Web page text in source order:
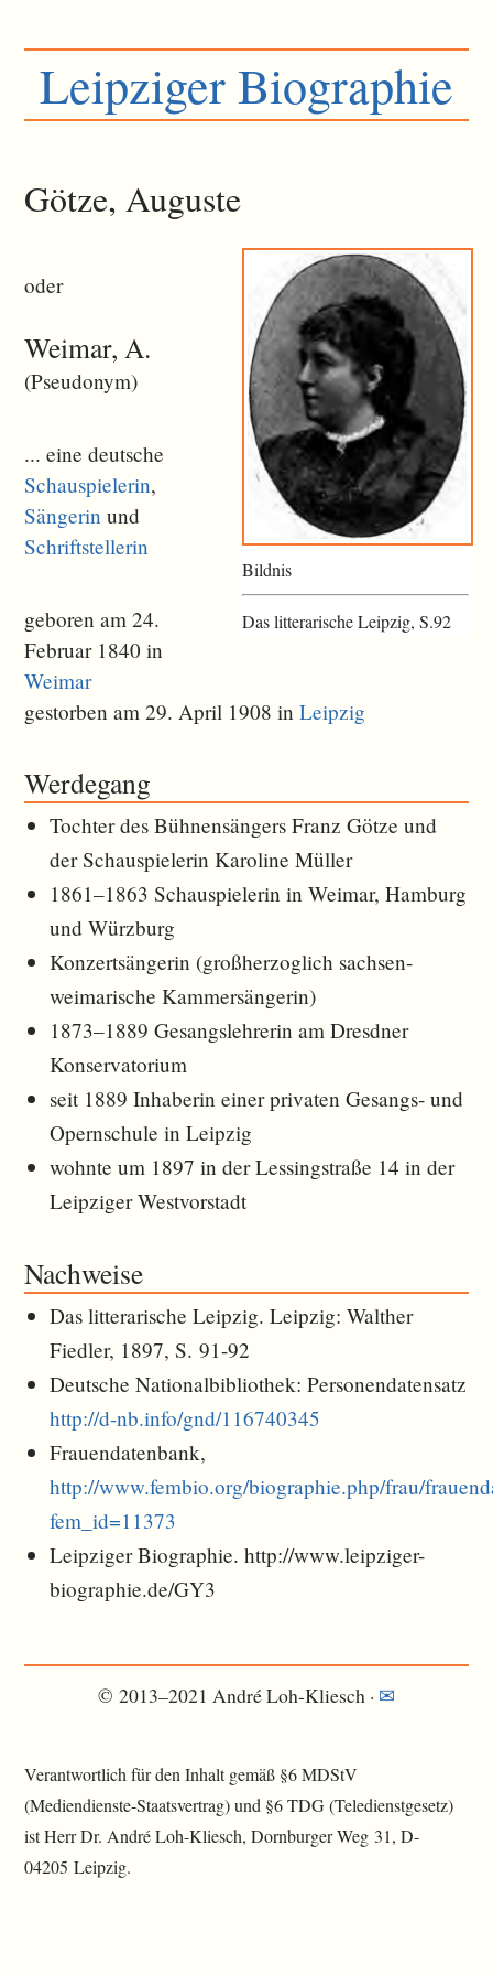
Leipziger Biographie
Götze, Auguste
Bildnis
Das litterarische Leipzig, S.92
oder
Weimar, A.
(Pseudonym)
... eine deutsche
Schauspielerin,
Sängerin und
Schriftstellerin
geboren am 24.
Februar 1840 in
Weimar
gestorben am 29. April 1908 inLeipzig
Werdegang
Tochter des Bühnensängers Franz Götze und
der Schauspielerin Karoline Müller
1861–1863 Schauspielerin in Weimar, Hamburg
und Würzburg
Konzertsängerin (großherzoglich sachsen-
weimarische Kammersängerin)
1873–1889 Gesangslehrerin am Dresdner
Konservatorium
seit 1889 Inhaberin einer privaten Gesangs- und
Opernschule in Leipzig
wohnte um 1897 in der Lessingstraße 14 in der
Leipziger Westvorstadt
Nachweise
Das litterarische Leipzig. Leipzig: Walther
Fiedler, 1897, S. 91-92
Deutsche Nationalbibliothek: Personendatensatz
http://d-nb.info/gnd/116740345
Frauendatenbank,
http://www.fembio.org/biographie.php/frau/
fem_id=11373
Leipziger Biographie. http://www.leipziger-
biographie.de/GY3
© 2013–2021 André Loh-Kliesch · ✉︎
Verantwortlich für den Inhalt gemäß §6 MDStV
(Mediendienste-Staatsvertrag) und §6 TDG (Teledienstgesetz)
ist Herr Dr. André Loh-Kliesch, Dornburger Weg 31, D-
04205 Leipzig.